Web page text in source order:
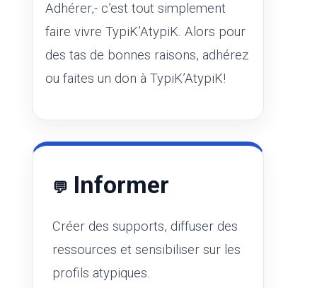
Adhérer,- c’est tout simplement
faire vivre TypiK’AtypiK. Alors pour
des tas de bonnes raisons, adhérez
ou faites un don à TypiK’AtypiK!
💬 Informer
Créer des supports, diffuser des
ressources et sensibiliser sur les
profils atypiques.